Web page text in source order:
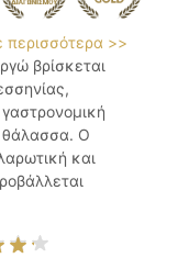
περισσότερα >>
βρίσκεται
θάλασσα. Ο
και